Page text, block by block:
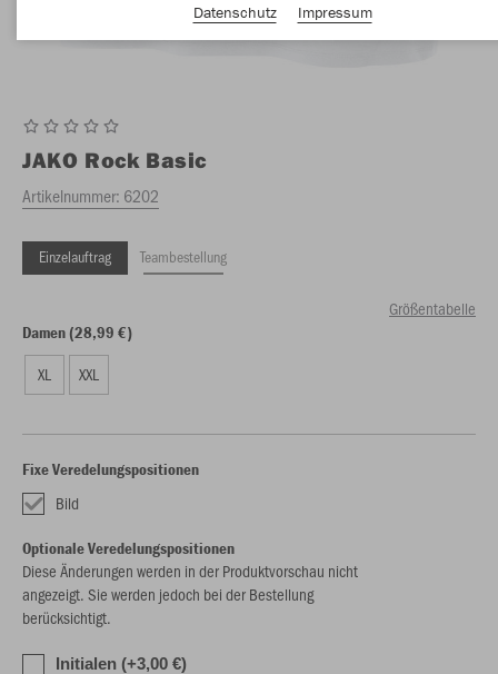
JAKO Rock Basic
Artikelnummer: 6202
Einzelauftrag Teambestellung
Größentabelle
Damen (28,99 €)
XL XXL
Fixe Veredelungspositionen
Bild
Optionale Veredelungspositionen
Diese Änderungen werden in der Produktvorschau nicht
angezeigt. Sie werden jedoch bei der Bestellung
berücksichtigt.
Initialen (+3,00 €)
Datenschutz
Impressum